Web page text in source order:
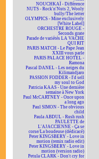
NOUCHKAÏ - Différence
NUTS - Rock'n'Nuts 2, Wooly
bully/The letter
OLYMPICS - Mine exclusively
[White Label]
ORCHESTRE ROUGE -
Seconds grate
Parade de variétés LA VACHE
QUI RIT
PARIS MATCH - Le Pape Jean
XXIII vous parle
PARIS PALACE HOTEL -
Ramona
Pascal DANEL - Les neiges du
Kilimandjaro
PASSION FODDER - I'd sell
my soul to God
Patricia KAAS - Une dernière
semaine à New York
Paul McCARTNEY - Once upon
a long ago
Paul SIMON - The obvious
child
Paula ABDUL - Rush rush
PAULETTE de
L'AJACCIENNE - Ça se
corse/La boudeuse (dédicacé)
Peter KINGSBERY - Love in
motion (remix radio edit)
Peter KINGSBERY - Love in
motion (version radio)
Petula CLARK - Don't cry for